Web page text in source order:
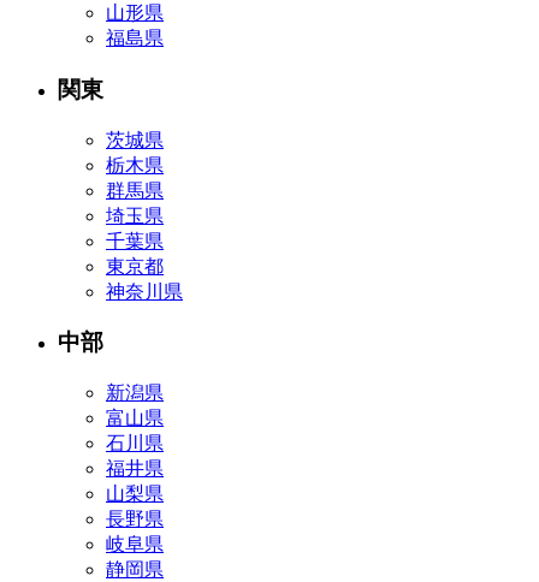
山形県
福島県
関東
茨城県
栃木県
群馬県
埼玉県
千葉県
東京都
神奈川県
中部
新潟県
富山県
石川県
福井県
山梨県
長野県
岐阜県
静岡県